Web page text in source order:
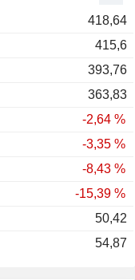
418,64
415,6
393,76
363,83
-2,64 %
-3,35 %
-8,43 %
-15,39 %
50,42
54,87